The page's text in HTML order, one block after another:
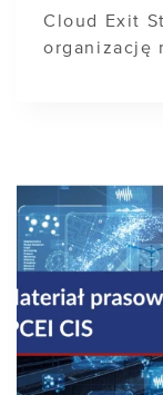
Cloud Exit
organizację